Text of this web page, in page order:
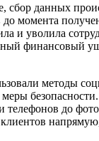
сбор данных
до момента
и уволила
финансовый
методы
меры
до
клиентов